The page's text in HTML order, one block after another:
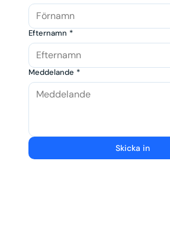
Efternamn *
Meddelande *
Skicka in